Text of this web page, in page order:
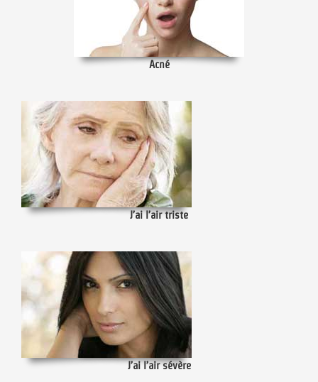
Acné
J’ai l’air triste
J’ai l’air sévère